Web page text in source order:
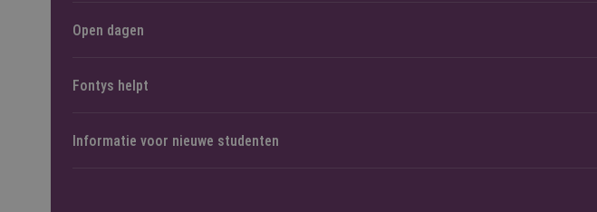
Open dagen
Fontys helpt
Informatie voor nieuwe studenten